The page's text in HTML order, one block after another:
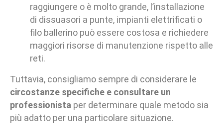
raggiungere o è molto grande, l’installazione
di dissuasori a punte, impianti elettrificati o
filo ballerino può essere costosa e richiedere
maggiori risorse di manutenzione rispetto alle
reti.
Tuttavia, consigliamo sempre di considerare le
circostanze specifiche e consultare un
professionista per determinare quale metodo sia
più adatto per una particolare situazione.